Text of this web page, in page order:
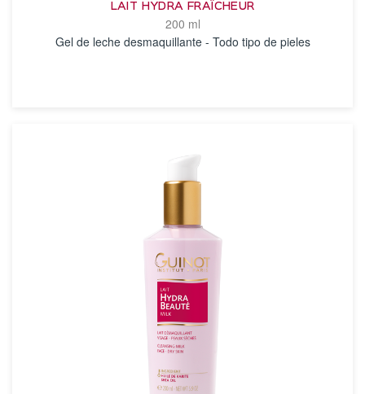
LAIT HYDRA FRAÎCHEUR
200 ml
Gel de leche desmaquillante - Todo tipo de pieles